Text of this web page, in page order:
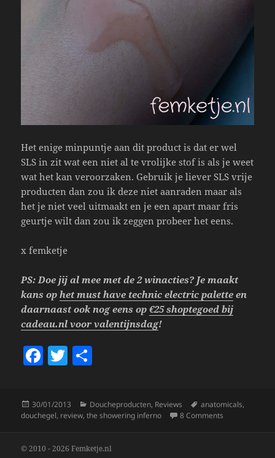
Het enige minpuntje aan dit product is dat er wel
SLS in zit wat een niet al te vrolijke stof is als je weet
wat het kan veroorzaken. Gebruik je liever SLS vrije
producten dan zou ik deze niet aanraden maar als
het je niet veel uitmaakt en je een apart maar fris
geurtje wilt dan zou ik zeggen probeer het eens.
x femketje
PS: Doe jij al mee met de 2 winacties? Je maakt
kans ophet must have technic electric palette en
daarnaast ook nog eens op€25 shoptegoed bij
cadeau.nl voor valentijnsdag!
F
c
e
T
itt
er
a
re
Posted
on
30/01/2013 Categories
Doucheproducten, Reviews Tags
anatomicals,
douchegel, review,the showering inferno 8 Comments
© 2010 - 2026 Femketje.nl